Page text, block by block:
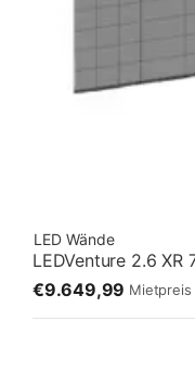
LED Wände
€9.649,99 Mietpreis